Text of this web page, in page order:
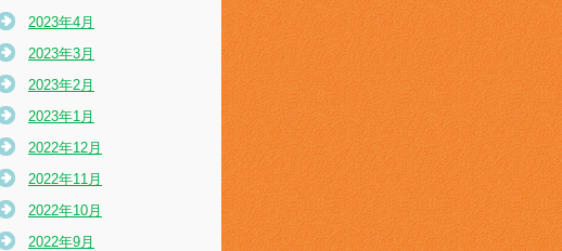
2023年4月
2023年3月
2023年2月
2023年1月
2022年12月
2022年11月
2022年10月
2022年9月